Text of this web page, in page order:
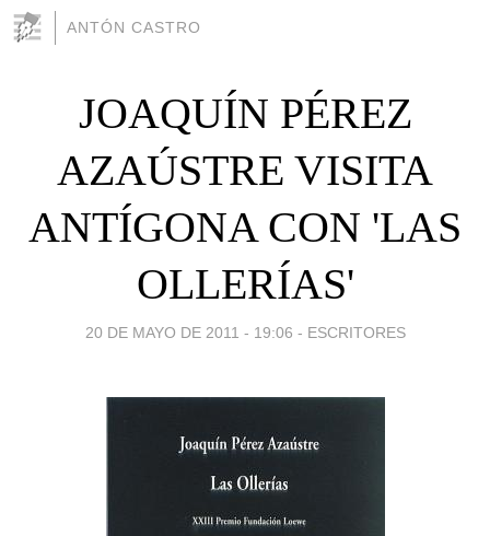
ANTÓN CASTRO
JOAQUÍN PÉREZ
AZAÚSTRE VISITA
ANTÍGONA CON 'LAS
OLLERÍAS'
20 DE MAYO DE 2011 - 19:06 - ESCRITORES